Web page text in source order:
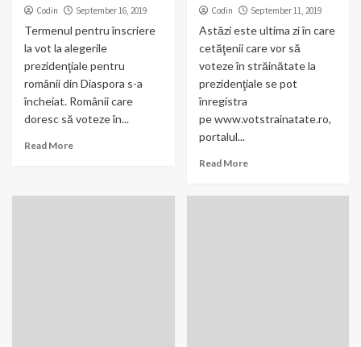
Codin September 16, 2019
Termenul pentru înscriere
la vot la alegerile
prezidenţiale pentru
românii din Diaspora s-a
încheiat. Românii care
doresc să voteze în...
Read More
Codin September 11, 2019
Astăzi este ultima zi în care
cetăţenii care vor să
voteze în străinătate la
prezidenţiale se pot
înregistra
pe www.votstrainatate.ro,
portalul...
Read More